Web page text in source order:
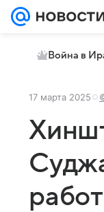
Война в
17 марта 2025